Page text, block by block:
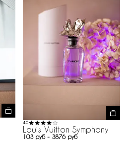
4.5
Louis Vuitton Symphony
103 руб - 3876 руб